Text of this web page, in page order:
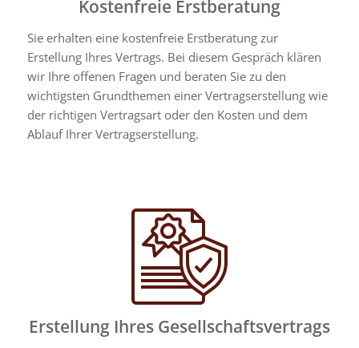
Kostenfreie Erstberatung
Sie erhalten eine kostenfreie Erstberatung zur
Erstellung Ihres Vertrags. Bei diesem Gespräch klären
wir Ihre offenen Fragen und beraten Sie zu den
wichtigsten Grundthemen einer Vertragserstellung wie
der richtigen Vertragsart oder den Kosten und dem
Ablauf Ihrer Vertragserstellung.
Erstellung Ihres Gesellschaftsvertrags